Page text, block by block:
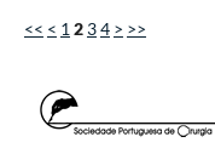
<< < 1 2 34 > >>